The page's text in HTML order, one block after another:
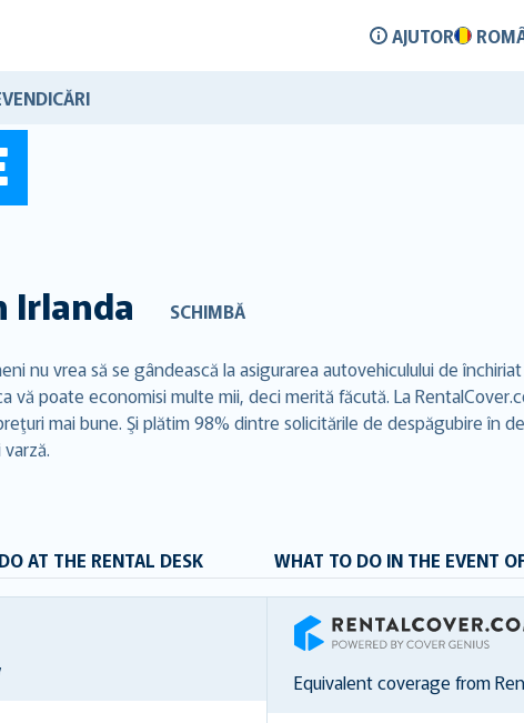
AJUTOR
Irlanda SCHIMBĂ
nu vrea să se gândească la asigurarea autovehiculului de
vă poate economisi multe mii, deci merită făcută. La
mai bune. Şi plătim 98% dintre solicitările de despăgubire în
AT THE RENTAL DESK WHAT TO DO IN THE EVENT
RentalCover
Equivalent coverage from